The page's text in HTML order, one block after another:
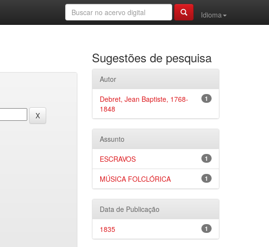
Idioma
Sugestões de pesquisa
Autor
1
Debret, Jean Baptiste, 1768-
1848
Assunto
1
ESCRAVOS
1
MÚSICA FOLCLÓRICA
Data de Publicação
1
1835